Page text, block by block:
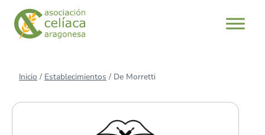
Saltar
contenido
Inicio / Establecimientos / De Morretti